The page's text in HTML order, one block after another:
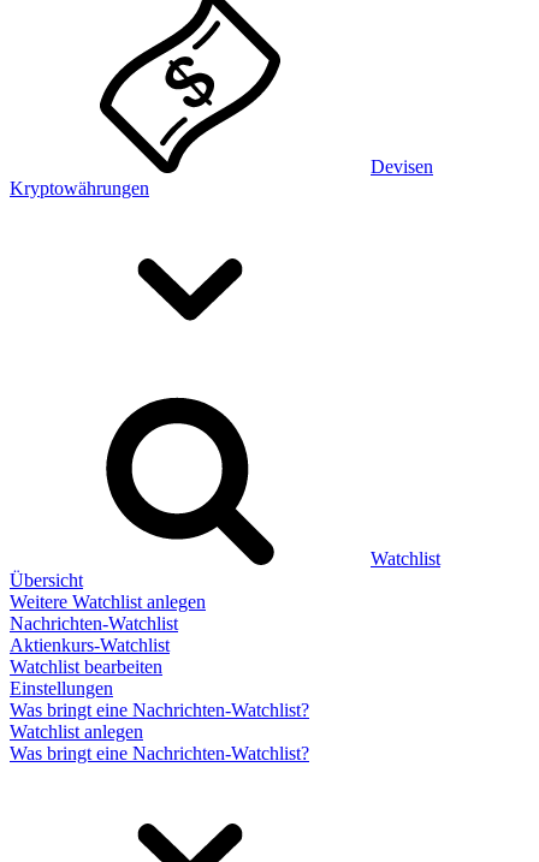
Devisen
Kryptowährungen
Watchlist
Übersicht
Weitere Watchlist anlegen
Nachrichten-Watchlist
Aktienkurs-Watchlist
Watchlist bearbeiten
Einstellungen
Was bringt eine Nachrichten-Watchlist?
Watchlist anlegen
Was bringt eine Nachrichten-Watchlist?